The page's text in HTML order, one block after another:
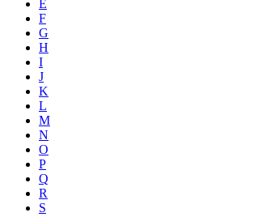
E
F
G
H
I
J
K
L
M
N
O
P
Q
R
S